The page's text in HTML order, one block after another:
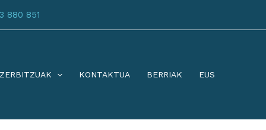
880 851
KONTAKTUA BERRIAK EUS